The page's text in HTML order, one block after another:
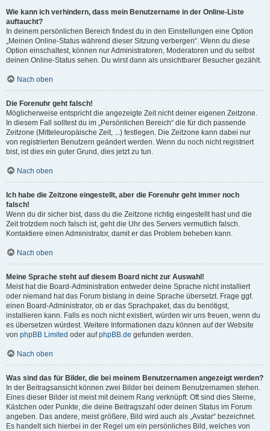
Wie kann ich verhindern, dass mein Benutzername in der Online-Liste
auftaucht?
In deinem persönlichen Bereich findest du in den Einstellungen eine Option
„Meinen Online-Status während dieser Sitzung verbergen“. Wenn du diese
Option einschaltest, können nur Administratoren, Moderatoren und du selbst
deinen Online-Status sehen. Du wirst dann als unsichtbarer Besucher gezählt.
Nach oben
Die Forenuhr geht falsch!
Möglicherweise entspricht die angezeigte Zeit nicht deiner eigenen Zeitzone.
In diesem Fall solltest du im „Persönlichen Bereich“ die für dich passende
Zeitzone (Mitteleuropäische Zeit, ...) festlegen. Die Zeitzone kann dabei nur
von registrierten Benutzern geändert werden. Wenn du noch nicht registriert
bist, ist dies ein guter Grund, dies jetzt zu tun.
Nach oben
Ich habe die Zeitzone eingestellt, aber die Forenuhr geht immer noch
falsch!
Wenn du dir sicher bist, dass du die Zeitzone richtig eingestellt hast und die
Zeit trotzdem noch falsch ist, geht die Uhr des Servers vermutlich falsch.
Kontaktiere einen Administrator, damit er das Problem beheben kann.
Nach oben
Meine Sprache steht auf diesem Board nicht zur Auswahl!
Meist hat die Board-Administration entweder deine Sprache nicht installiert
oder niemand hat das Forum bislang in deine Sprache übersetzt. Frage ggf.
einen Board-Administrator, ob er das Sprachpaket, das du benötigst,
installieren kann. Falls es noch nicht existiert, würden wir uns freuen, wenn du
es übersetzen würdest. Weitere Informationen dazu können auf der Website
von phpBB Limited oder aufphpBB.de gefunden werden.
Nach oben
Was sind das für Bilder, die bei meinem Benutzernamen angezeigt werden?
In der Beitragsansicht können zwei Bilder bei deinem Benutzernamen stehen.
Eines dieser Bilder ist meist mit deinem Rang verknüpft: Oft sind dies Sterne,
Kästchen oder Punkte, die deine Beitragszahl oder deinen Status im Forum
angeben. Das andere, meist größere, Bild wird auch als „Avatar“ bezeichnet.
Es handelt sich hierbei in der Regel um ein persönliches Bild, welches von